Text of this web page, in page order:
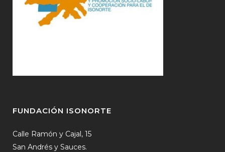
FUNDACIÓN ISONORTE
Calle Ramón y Cajal, 15
San Andrés y Sauces.